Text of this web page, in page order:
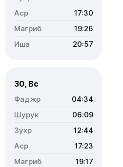
17:30
19:26
20:57
30, Вс
04:34
06:09
12:44
17:23
19:17